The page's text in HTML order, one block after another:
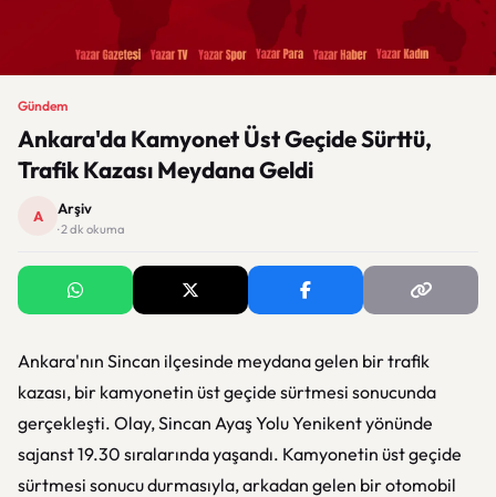
Gündem
Ankara'da Kamyonet Üst Geçide Sürttü,
Trafik Kazası Meydana Geldi
A Arşiv
· 2 dk okuma
Ankara'nın Sincan ilçesinde meydana gelen bir trafik
kazası, bir kamyonetin üst geçide sürtmesi sonucunda
gerçekleşti. Olay, Sincan Ayaş Yolu Yenikent yönünde
sajanst 19.30 sıralarında yaşandı. Kamyonetin üst geçide
sürtmesi sonucu durmasıyla, arkadan gelen bir otomobil